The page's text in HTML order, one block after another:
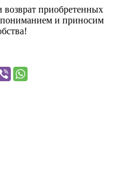
возврат приобретенных
пониманием и приносим